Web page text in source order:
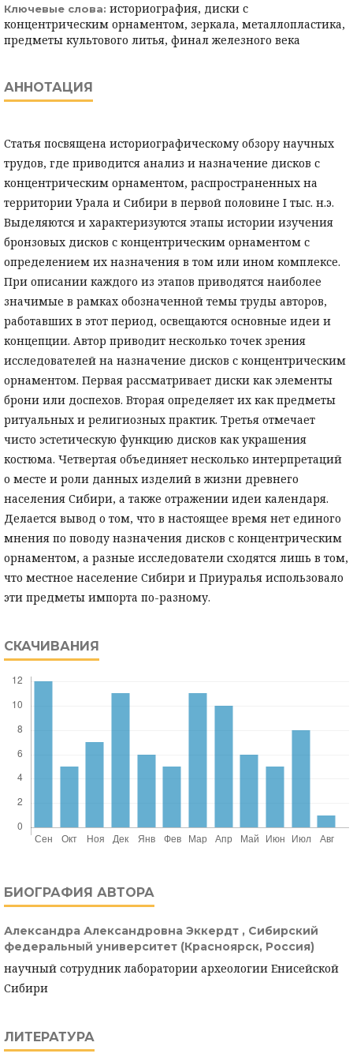
Ключевые слова: историография, диски с
концентрическим орнаментом, зеркала, металлопластика,
предметы культового литья, финал железного века
АННОТАЦИЯ
Статья посвящена историографическому обзору научных
трудов, где приводится анализ и назначение дисков с
концентрическим орнаментом, распространенных на
территории Урала и Сибири в первой половине I тыс. н.э.
Выделяются и характеризуются этапы истории изучения
бронзовых дисков с концентрическим орнаментом с
определением их назначения в том или ином комплексе.
При описании каждого из этапов приводятся наиболее
значимые в рамках обозначенной темы труды авторов,
работавших в этот период, освещаются основные идеи и
концепции. Автор приводит несколько точек зрения
исследователей на назначение дисков с концентрическим
орнаментом. Первая рассматривает диски как элементы
брони или доспехов. Вторая определяет их как предметы
ритуальных и религиозных практик. Третья отмечает
чисто эстетическую функцию дисков как украшения
костюма. Четвертая объединяет несколько интерпретаций
о месте и роли данных изделий в жизни древнего
населения Сибири, а также отражении идеи календаря.
Делается вывод о том, что в настоящее время нет единого
мнения по поводу назначения дисков с концентрическим
орнаментом, а разные исследователи сходятся лишь в том,
что местное население Сибири и Приуралья использовало
эти предметы импорта по-разному.
СКАЧИВАНИЯ
БИОГРАФИЯ АВТОРА
Александра Александровна Эккердт , Сибирский
федеральный университет (Красноярск, Россия)
научный сотрудник лаборатории археологии Енисейской
Сибири
ЛИТЕРАТУРА